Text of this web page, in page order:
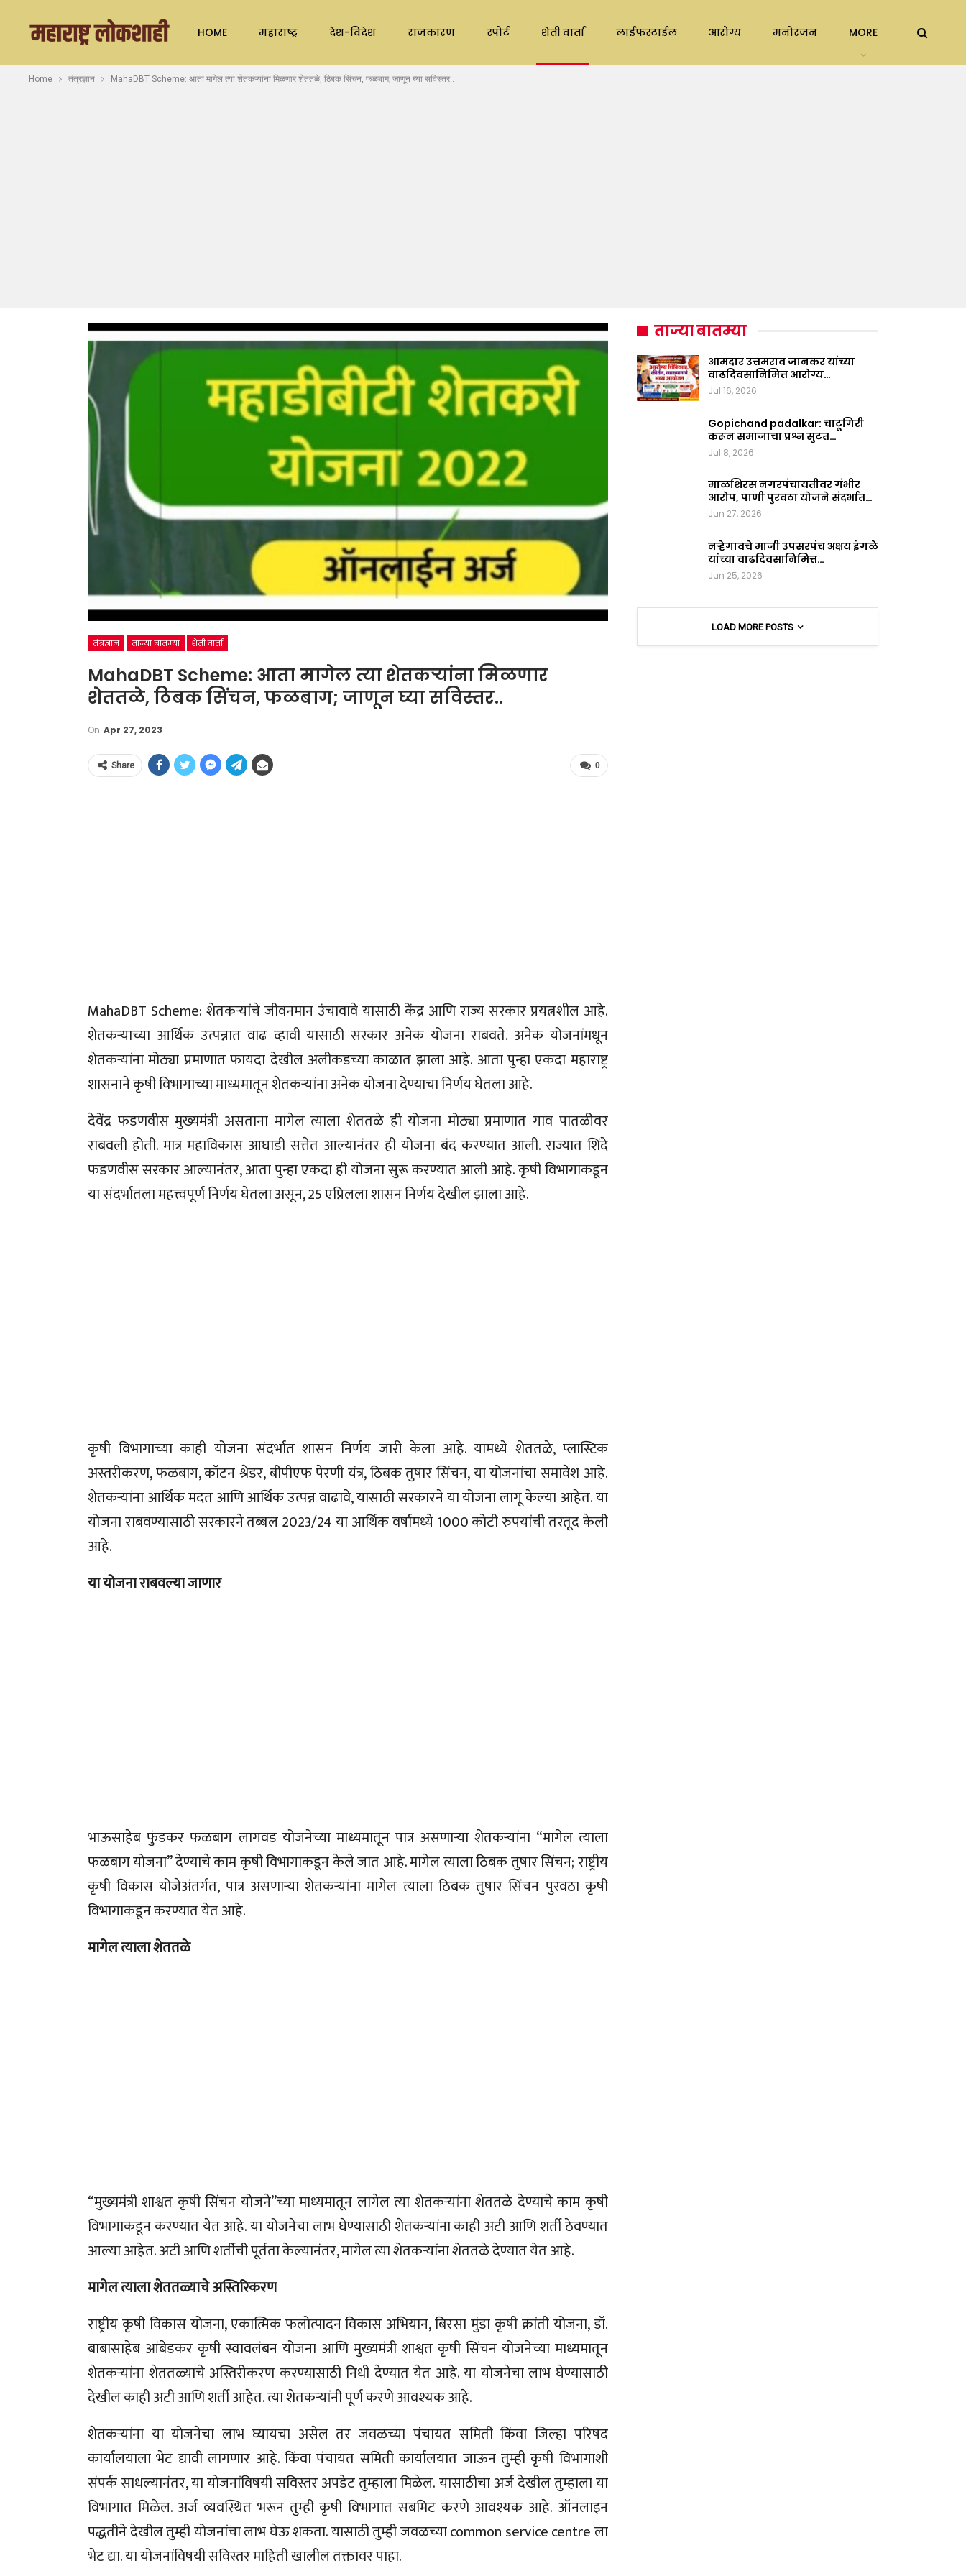
HOME महाराष्ट्र देश-विदेश राजकारण स्पोर्ट शेती वार्ता लाईफस्टाईल आरोग्य मनोरंजन MORE
Home तंत्रज्ञान MahaDBT Scheme: आता मागेल त्या शेतकऱ्यांना मिळणार शेततळे, ठिबक सिंचन, फळबाग; जाणून घ्या सविस्तर..
तंत्रज्ञान ताज्या बातम्या शेती वार्ता
MahaDBT Scheme: आता मागेल त्या शेतकऱ्यांना मिळणार
शेततळे, ठिबक सिंचन, फळबाग; जाणून घ्या सविस्तर..
On Apr 27, 2023
0
Share
MahaDBT Scheme: शेतकऱ्यांचे जीवनमान उंचावावे यासाठी केंद्र आणि राज्य सरकार प्रयत्नशील आहे.
शेतकऱ्याच्या आर्थिक उत्पन्नात वाढ व्हावी यासाठी सरकार अनेक योजना राबवते. अनेक योजनांमधून
शेतकऱ्यांना मोठ्या प्रमाणात फायदा देखील अलीकडच्या काळात झाला आहे. आता पुन्हा एकदा महाराष्ट्र
शासनाने कृषी विभागाच्या माध्यमातून शेतकऱ्यांना अनेक योजना देण्याचा निर्णय घेतला आहे.
देवेंद्र फडणवीस मुख्यमंत्री असताना मागेल त्याला शेततळे ही योजना मोठ्या प्रमाणात गाव पातळीवर
राबवली होती. मात्र महाविकास आघाडी सत्तेत आल्यानंतर ही योजना बंद करण्यात आली. राज्यात शिंदे
फडणवीस सरकार आल्यानंतर, आता पुन्हा एकदा ही योजना सुरू करण्यात आली आहे. कृषी विभागाकडून
या संदर्भातला महत्त्वपूर्ण निर्णय घेतला असून, 25 एप्रिलला शासन निर्णय देखील झाला आहे.
कृषी विभागाच्या काही योजना संदर्भात शासन निर्णय जारी केला आहे. यामध्ये शेततळे, प्लास्टिक
अस्तरीकरण, फळबाग, कॉटन श्रेडर, बीपीएफ पेरणी यंत्र, ठिबक तुषार सिंचन, या योजनांचा समावेश आहे.
शेतकऱ्यांना आर्थिक मदत आणि आर्थिक उत्पन्न वाढावे, यासाठी सरकारने या योजना लागू केल्या आहेत. या
योजना राबवण्यासाठी सरकारने तब्बल 2023/24 या आर्थिक वर्षामध्ये 1000 कोटी रुपयांची तरतूद केली
आहे.
या योजना राबवल्या जाणार
भाऊसाहेब फुंडकर फळबाग लागवड योजनेच्या माध्यमातून पात्र असणाऱ्या शेतकऱ्यांना “मागेल त्याला
फळबाग योजना” देण्याचे काम कृषी विभागाकडून केले जात आहे. मागेल त्याला ठिबक तुषार सिंचन; राष्ट्रीय
कृषी विकास योजेअंतर्गत, पात्र असणाऱ्या शेतकऱ्यांना मागेल त्याला ठिबक तुषार सिंचन पुरवठा कृषी
विभागाकडून करण्यात येत आहे.
मागेल त्याला शेततळे
“मुख्यमंत्री शाश्वत कृषी सिंचन योजने”च्या माध्यमातून लागेल त्या शेतकऱ्यांना शेततळे देण्याचे काम कृषी
विभागाकडून करण्यात येत आहे. या योजनेचा लाभ घेण्यासाठी शेतकऱ्यांना काही अटी आणि शर्ती ठेवण्यात
आल्या आहेत. अटी आणि शर्तीची पूर्तता केल्यानंतर, मागेल त्या शेतकऱ्यांना शेततळे देण्यात येत आहे.
मागेल त्याला शेततळ्याचे अस्तिरिकरण
राष्ट्रीय कृषी विकास योजना, एकात्मिक फलोत्पादन विकास अभियान, बिरसा मुंडा कृषी क्रांती योजना, डॉ.
बाबासाहेब आंबेडकर कृषी स्वावलंबन योजना आणि मुख्यमंत्री शाश्वत कृषी सिंचन योजनेच्या माध्यमातून
शेतकऱ्यांना शेततळ्याचे अस्तिरीकरण करण्यासाठी निधी देण्यात येत आहे. या योजनेचा लाभ घेण्यासाठी
देखील काही अटी आणि शर्ती आहेत. त्या शेतकऱ्यांनी पूर्ण करणे आवश्यक आहे.
शेतकऱ्यांना या योजनेचा लाभ घ्यायचा असेल तर जवळच्या पंचायत समिती किंवा जिल्हा परिषद
कार्यालयाला भेट द्यावी लागणार आहे. किंवा पंचायत समिती कार्यालयात जाऊन तुम्ही कृषी विभागाशी
संपर्क साधल्यानंतर, या योजनांविषयी सविस्तर अपडेट तुम्हाला मिळेल. यासाठीचा अर्ज देखील तुम्हाला या
विभागात मिळेल. अर्ज व्यवस्थित भरून तुम्ही कृषी विभागात सबमिट करणे आवश्यक आहे. ऑनलाइन
पद्धतीने देखील तुम्ही योजनांचा लाभ घेऊ शकता. यासाठी तुम्ही जवळच्या common service centre ला
भेट द्या. या योजनांविषयी सविस्तर माहिती खालील तक्तावर पाहा.
ताज्या बातम्या
आमदार उत्तमराव जानकर यांच्या
वाढदिवसानिमित्त आरोग्य…
Jul 16, 2026
Gopichand padalkar: चाटूगिरी
करून समाजाचा प्रश्न सुटत…
Jul 8, 2026
माळशिरस नगरपंचायतीवर गंभीर
आरोप, पाणी पुरवठा योजने संदर्भात…
Jun 27, 2026
नऱ्हेगावचे माजी उपसरपंच अक्षय इंगळे
यांच्या वाढदिवसानिमित्त…
Jun 25, 2026
LOAD MORE POSTS